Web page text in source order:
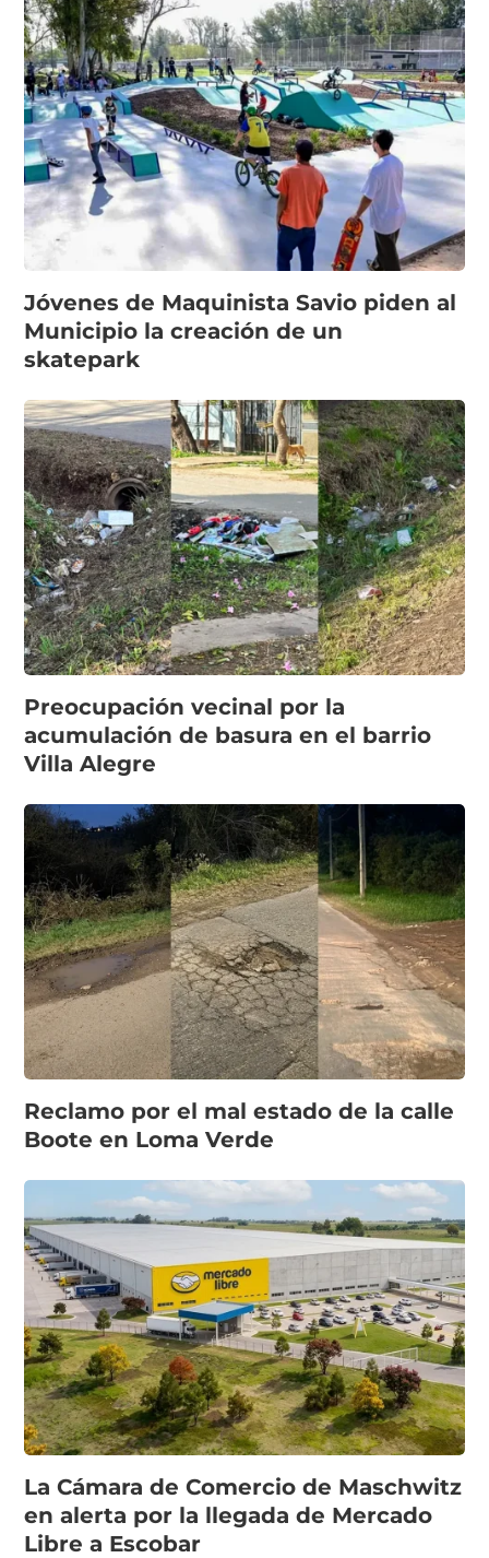
Jóvenes de Maquinista Savio piden al
Municipio la creación de un
skatepark
Preocupación vecinal por la
acumulación de basura en el barrio
Villa Alegre
Reclamo por el mal estado de la calle
Boote en Loma Verde
La Cámara de Comercio de Maschwitz
en alerta por la llegada de Mercado
Libre a Escobar